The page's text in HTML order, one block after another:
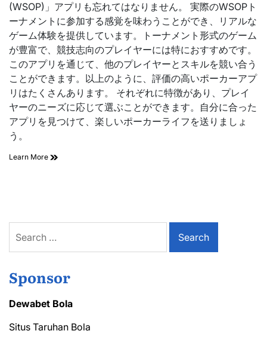
(WSOP)」アプリも忘れてはなりません。 実際のWSOPト
ーナメントに参加する感覚を味わうことができ、リアルな
ゲーム体験を提供しています。トーナメント形式のゲーム
が豊富で、競技志向のプレイヤーには特におすすめです。
このアプリを通じて、他のプレイヤーとスキルを競い合う
ことができます。以上のように、評価の高いポーカーアプ
リはたくさんあります。 それぞれに特徴があり、プレイ
ヤーのニーズに応じて選ぶことができます。自分に合った
アプリを見つけて、楽しいポーカーライフを送りましょ
う。
Learn More ポ
リ
す
す
Apps
with
Ratings
for:
Sponsor
Dewabet Bola
Situs Taruhan Bola